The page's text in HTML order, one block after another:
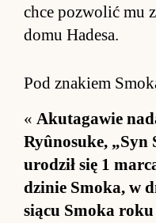
chce po­zwolić mu
domu Hade­sa.
Pod znakiem
« Akutaga­wie
Ryûnosuke, „Syn
uro­dził się 1
dzinie Smo­ka, w
siącu Smoka